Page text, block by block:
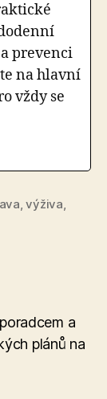
prevenci
na hlavní
vždy se
,výživa,
a
plánů na